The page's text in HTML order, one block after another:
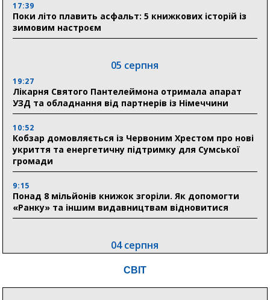
17:39
Поки літо плавить асфальт: 5 книжкових історій із
зимовим настроєм
05 серпня
19:27
Лікарня Святого Пантелеймона отримала апарат
УЗД та обладнання від партнерів із Німеччини
10:52
Кобзар домовляється із Червоним Хрестом про нові
укриття та енергетичну підтримку для Сумської
громади
9:15
Понад 8 мільйонів книжок згоріли. Як допомогти
«Ранку» та іншим видавництвам відновитися
04 серпня
Пенсійний фонд Сумщини спрямував 0,2 млрд грн
СВІТ